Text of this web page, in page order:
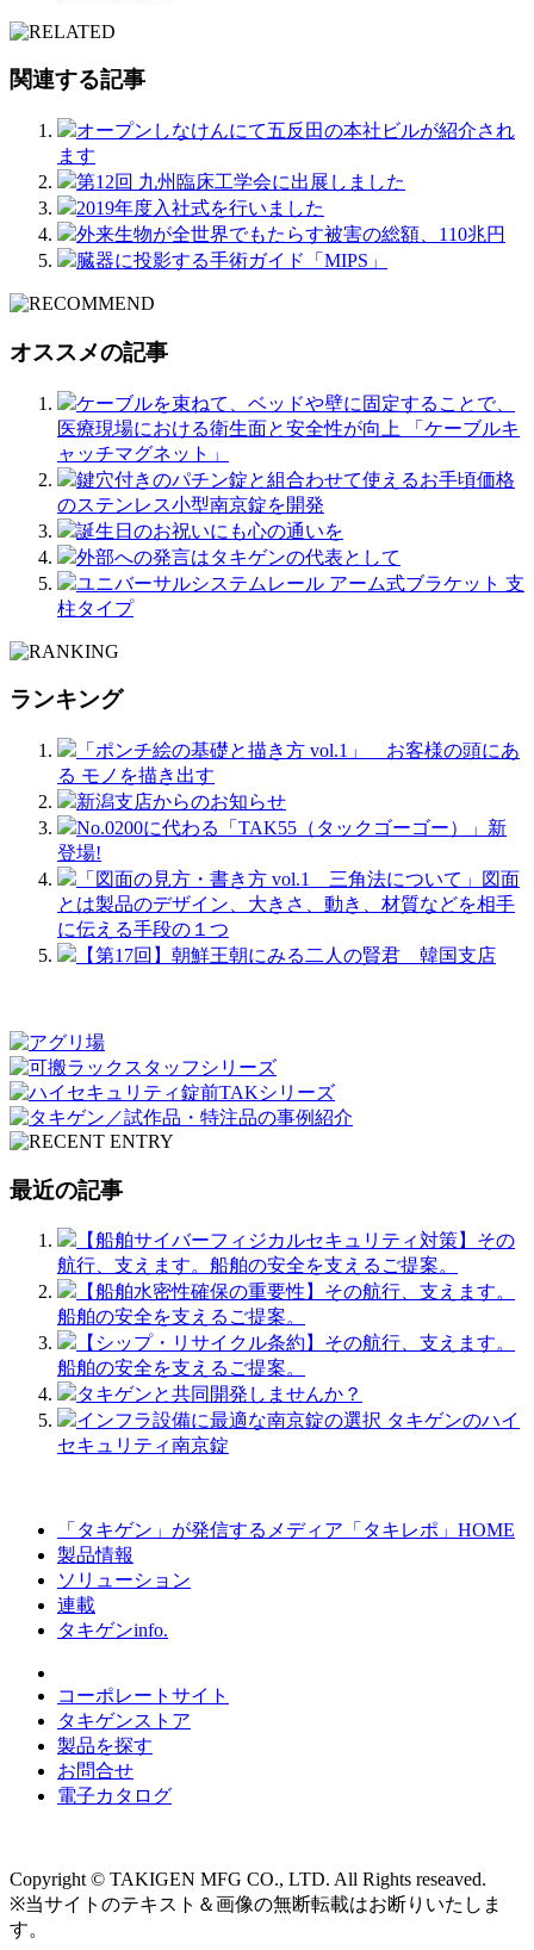
関連する記事
オープンしなけんにて五反田の本社ビルが紹介され
ます
第12回 九州臨床工学会に出展しました
2019年度入社式を行いました
外来生物が全世界でもたらす被害の総額、110兆円
臓器に投影する手術ガイド「MIPS」
オススメの記事
ケーブルを束ねて、ベッドや壁に固定することで、
医療現場における衛生面と安全性が向上 「ケーブルキ
ャッチマグネット」
鍵穴付きのパチン錠と組合わせて使えるお手頃価格
のステンレス小型南京錠を開発
誕生日のお祝いにも心の通いを
外部への発言はタキゲンの代表として
ユニバーサルシステムレール アーム式ブラケット 支
柱タイプ
ランキング
「ポンチ絵の基礎と描き方 vol.1」 お客様の頭にあ
る モノを描き出す
新潟支店からのお知らせ
No.0200に代わる「TAK55（タックゴーゴー）」新
登場!
「図面の見方・書き方 vol.1 三角法について」図面
とは製品のデザイン、大きさ、動き、材質などを相手
に伝える手段の１つ
【第17回】朝鮮王朝にみる二人の賢君 韓国支店
最近の記事
【船舶サイバーフィジカルセキュリティ対策】その
航行、支えます。船舶の安全を支えるご提案。
【船舶水密性確保の重要性】その航行、支えます。
船舶の安全を支えるご提案。
【シップ・リサイクル条約】その航行、支えます。
船舶の安全を支えるご提案。
タキゲンと共同開発しませんか？
インフラ設備に最適な南京錠の選択 タキゲンのハイ
セキュリティ南京錠
「タキゲン」が発信するメディア「タキレポ」HOME
製品情報
ソリューション
連載
タキゲンinfo.
コーポレートサイト
タキゲンストア
製品を探す
お問合せ
電子カタログ
Copyright © TAKIGEN MFG CO., LTD. All Rights reseaved.
※当サイトのテキスト＆画像の無断転載はお断りいたしま
す。